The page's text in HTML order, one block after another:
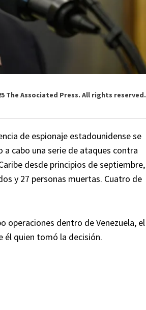
The Associated Press. All rights reserved.
de espionaje estadounidense se
cabo una serie de ataques contra
desde principios de septiembre,
y 27 personas muertas. Cuatro de
operaciones dentro de Venezuela, el
él quien tomó la decisión.